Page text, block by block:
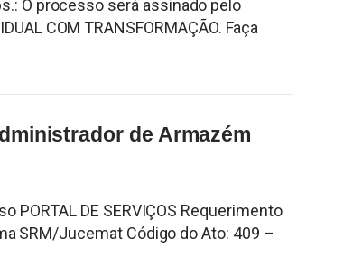
O processo será assinado pelo
COM TRANSFORMAÇÃO. Faça
de Armazém
DE SERVIÇOS Requerimento
SRM/Jucemat Código do Ato: 409 –